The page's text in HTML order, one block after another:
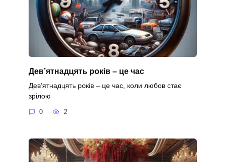
Дев’ятнадцять років – це час
Дев’ятнадцять років – це час, коли любов стає
зрілою
0 2